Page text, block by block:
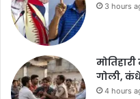
3 hours
गोली,
4 hours